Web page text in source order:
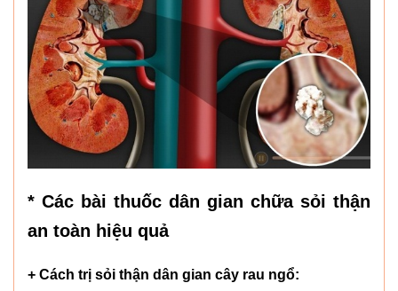
* Các bài thuốc dân gian chữa sỏi thận
an toàn hiệu quả
+ Cách trị sỏi thận dân gian cây rau ngổ: